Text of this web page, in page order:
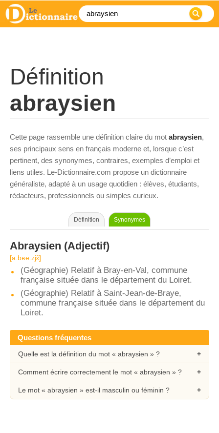
Définition
abraysien
Cette page rassemble une définition claire du mot abraysien,
ses principaux sens en français moderne et, lorsque c’est
pertinent, des synonymes, contraires, exemples d’emploi et
liens utiles. Le-Dictionnaire.com propose un dictionnaire
généraliste, adapté à un usage quotidien : élèves, étudiants,
rédacteurs, professionnels ou simples curieux.
Définition Synonymes
Abraysien (Adjectif)
[a.bʁe.zjɛ̃]
(Géographie) Relatif à Bray-en-Val, commune
française située dans le département du Loiret.
(Géographie) Relatif à Saint-Jean-de-Braye,
commune française située dans le département du
Loiret.
Questions fréquentes
Quelle est la définition du mot « abraysien » ?
Comment écrire correctement le mot « abraysien » ?
Le mot « abraysien » est-il masculin ou féminin ?